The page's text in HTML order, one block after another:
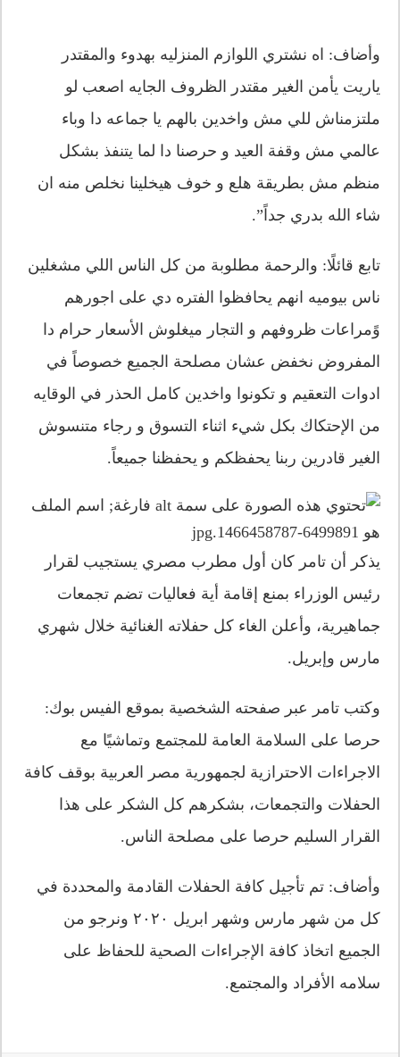
وأضاف: اه نشتري اللوازم المنزليه بهدوء والمقتدر
ياريت يأمن الغير مقتدر الظروف الجايه اصعب لو
ملتزمناش للي مش واخدين بالهم يا جماعه دا وباء
عالمي مش وقفة العيد و حرصنا دا لما يتنفذ بشكل
منظم مش بطريقة هلع و خوف هيخلينا نخلص منه ان
شاء الله بدري جداً”.
تابع قائلًا: والرحمة مطلوبة من كل الناس اللي مشغلين
ناس بيوميه انهم يحافظوا الفتره دي على اجورهم
وًمراعات ظروفهم و التجار ميغلوش الأسعار حرام دا
المفروض نخفض عشان مصلحة الجميع خصوصاً في
ادوات التعقيم و تكونوا واخدين كامل الحذر في الوقايه
من الإحتكاك بكل شيء اثناء التسوق و رجاء متنسوش
الغير قادرين ربنا يحفظكم و يحفظنا جميعاً.
يذكر أن تامر كان أول مطرب مصري يستجيب لقرار
رئيس الوزراء بمنع إقامة أية فعاليات تضم تجمعات
جماهيرية، وأعلن الغاء كل حفلاته الغنائية خلال شهري
مارس وإبريل.
وكتب تامر عبر صفحته الشخصية بموقع الفيس بوك:
حرصا على السلامة العامة للمجتمع وتماشيًا مع
الاجراءات الاحترازية لجمهورية مصر العربية بوقف كافة
الحفلات والتجمعات، بشكرهم كل الشكر على هذا
القرار السليم حرصا على مصلحة الناس.
وأضاف: تم تأجيل كافة الحفلات القادمة والمحددة في
كل من شهر مارس وشهر ابريل ٢٠٢٠ ونرجو من
الجميع اتخاذ كافة الإجراءات الصحية للحفاظ على
سلامه الأفراد والمجتمع.